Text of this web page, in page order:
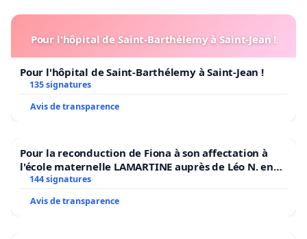
Pour l'hôpital de Saint-Barthélemy à Saint-Jean !
Pour l'hôpital de Saint-Barthélemy à Saint-Jean !
135 signatures
Avis de transparence
Pour la reconduction de Fiona à son affectation à
l'école maternelle LAMARTINE auprès de Léo N. en
2026/2027
144 signatures
Avis de transparence